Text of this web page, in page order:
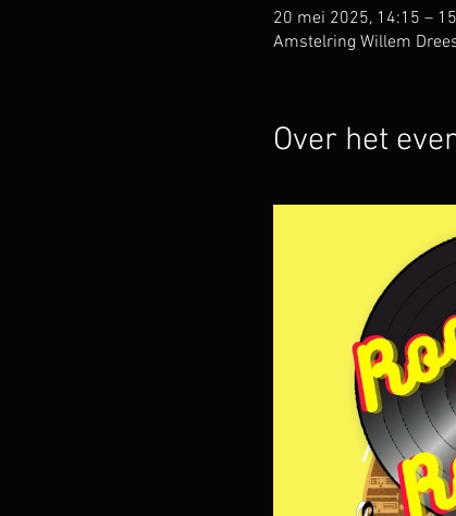
20 mei 2025, 14:15 –
Amstelring Willem
Over het